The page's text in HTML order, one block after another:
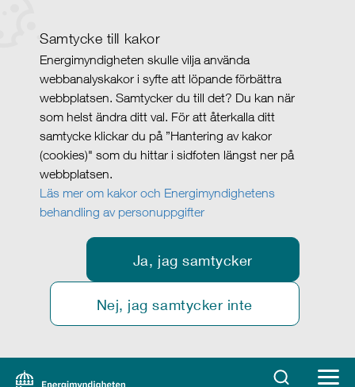
Samtycke till kakor
Energimyndigheten skulle vilja använda
webbanalyskakor i syfte att löpande förbättra
webbplatsen. Samtycker du till det? Du kan när
som helst ändra ditt val. För att återkalla ditt
samtycke klickar du på ”Hantering av kakor
(cookies)" som du hittar i sidfoten längst ner på
webbplatsen.
Läs mer om kakor och Energimyndighetens
behandling av personuppgifter
Ja, jag samtycker
Nej, jag samtycker inte